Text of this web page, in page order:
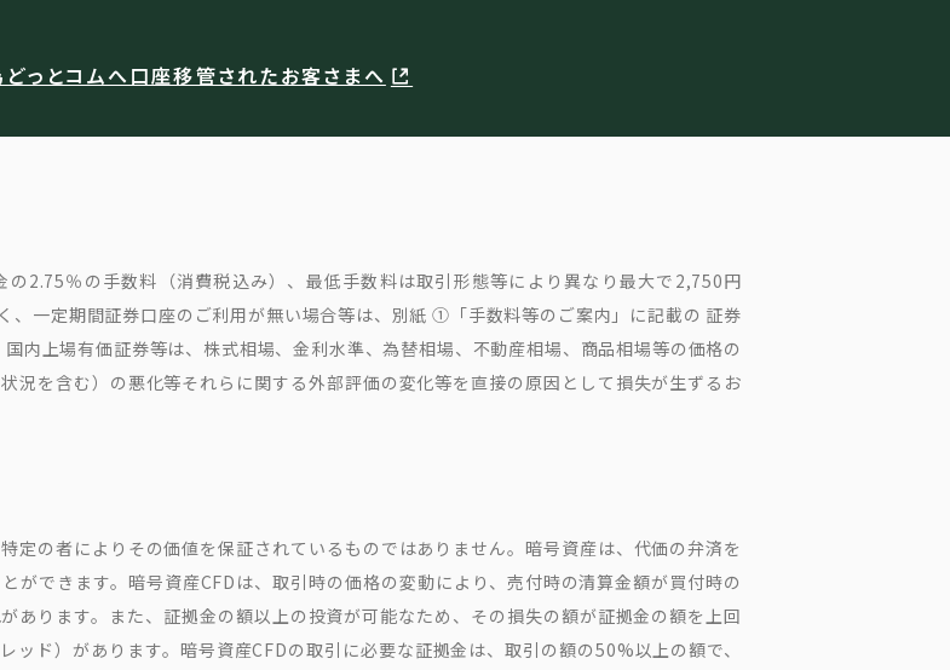
っとコムへ口座移管されたお客さまへ
2.75％の手数料（消費税込み）、最低手数料は取引形態等により異なり最大で2,750円
、一定期間証券口座のご利用が無い場合等は、別紙 ①「手数料等のご案内」に記載の 証券
内上場有価証券等は、株式相場、金利水準、為替相場、不動産相場、商品相場等の価格の
況を含む）の悪化等それらに関する外部評価の変化等を直接の原因として損失が生ずるお
定の者によりその価値を保証されているものではありません。暗号資産は、代価の弁済を
ができます。暗号資産CFDは、取引時の価格の変動により、売付時の清算金額が買付時の
あります。また、証拠金の額以上の投資が可能なため、その損失の額が証拠金の額を上回
ド）があります。暗号資産CFDの取引に必要な証拠金は、取引の額の50%以上の額で、